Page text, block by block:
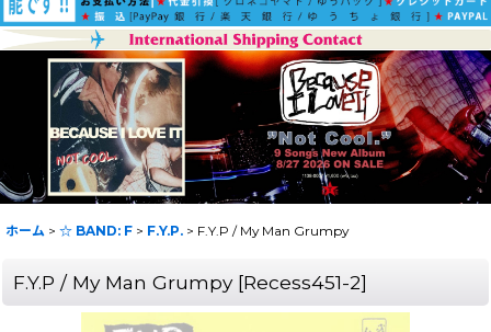
ホーム > ☆ BAND: F > F.Y.P. > F.Y.P / My Man Grumpy
F.Y.P / My Man Grumpy [Recess451-2]